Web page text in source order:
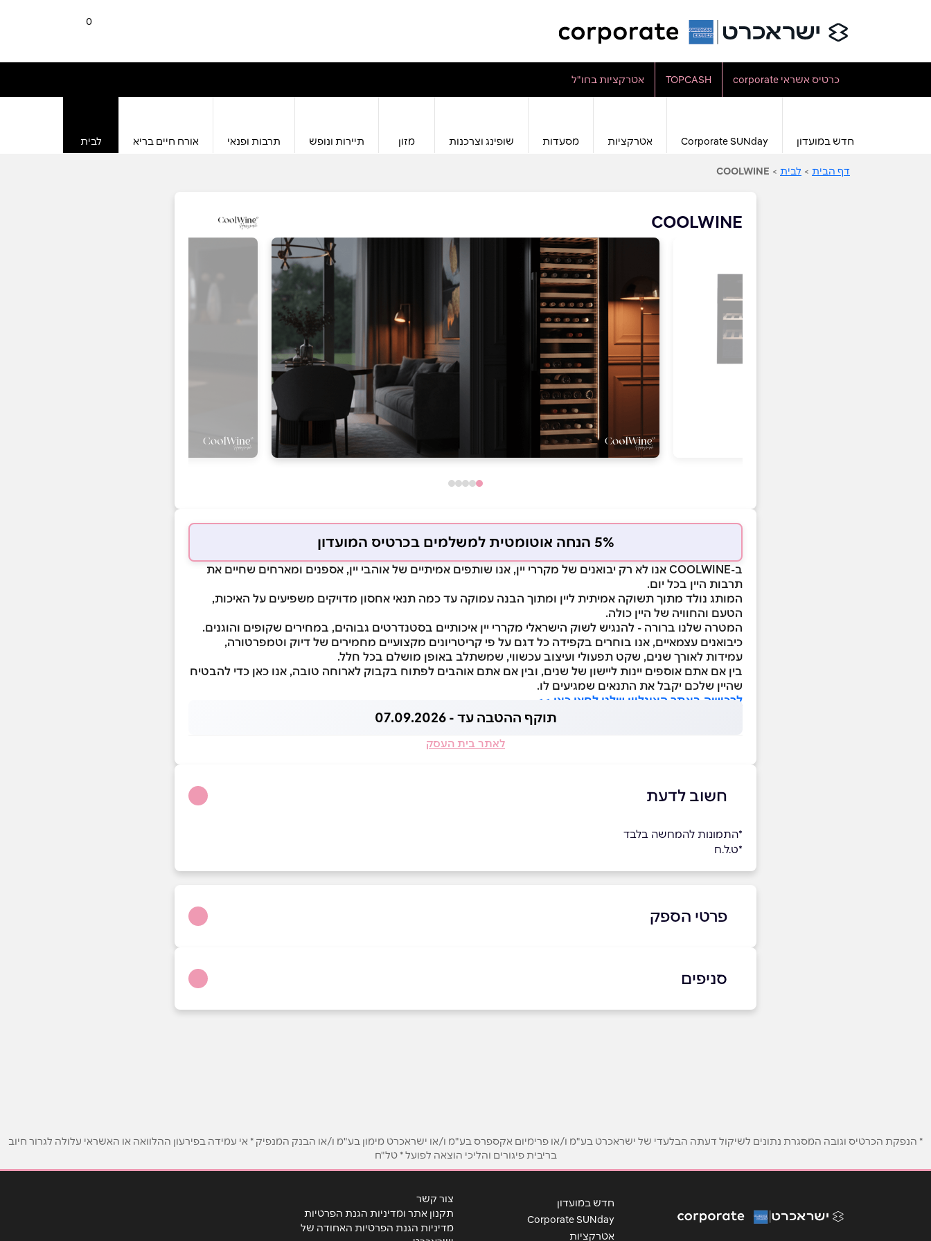
0
כרטיס אשראי corporate TOPCASH אטרקציות בחו"ל
חדש במועדון Corporate SUNday אטרקציות מסעדות שופינג וצרכנות מזון תיירות ונופש תרבות ופנאי אורח חיים בריא לבית
דף הבית > לבית >
COOLWINE
COOLWINE
5% הנחה אוטומטית למשלמים בכרטיס המועדון
ב-COOLWINE אנו לא רק יבואנים של מקררי יין, אנו שותפים אמיתיים של אוהבי יין, אספנים ומארחים שחיים את
תרבות היין בכל יום.
המותג נולד מתוך תשוקה אמיתית ליין ומתוך הבנה עמוקה עד כמה תנאי אחסון מדויקים משפיעים על האיכות,
הטעם והחוויה של היין כולה.
המטרה שלנו ברורה - להנגיש לשוק הישראלי מקררי יין איכותיים בסטנדרטים גבוהים, במחירים שקופים והוגנים.
כיבואנים עצמאיים, אנו בוחרים בקפידה כל דגם על פי קריטריונים מקצועיים מחמירים של דיוק וטמפרטורה,
עמידות לאורך שנים, שקט תפעולי ועיצוב עכשווי, שמשתלב באופן מושלם בכל חלל.
בין אם אתם אוספים יינות ליישון של שנים, ובין אם אתם אוהבים לפתוח בקבוק לארוחה טובה, אנו כאן כדי להבטיח
שהיין שלכם יקבל את התנאים שמגיעים לו.
לרכישה באתר האונליין שלנו לחצו כאן >>
תוקף ההטבה עד - 07.09.2026
לאתר בית העסק
חשוב לדעת
ָ*התמונות להמחשה בלבד
*ט.ל.ח
פרטי הספק
09-3721122
נושא*
סניפים
תל מונד - בתיאום מראש
אזור תעשייה אלון תבור -
* הנפקת הכרטיס וגובה המסגרת נתונים לשיקול דעתה הבלעדי של ישראכרט בע"מ ו/או פרימיום אקספרס בע"מ ו/או ישראכרט מימון בע"מ ו/או הבנק המנפיק * אי עמידה בפירעון ההלוואה או האשראי עלולה לגרור חיוב
בריבית פיגורים והליכי הוצאה לפועל * טל"ח
חדש במועדון
Corporate SUNday
אטרקציות
צור קשר
תקנון אתר ומדיניות הגנת הפרטיות
מדיניות הגנת הפרטיות האחודה של